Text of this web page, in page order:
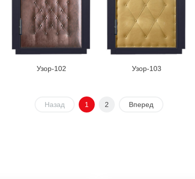
Узор-102 Узор-103
Назад 1 2 Вперед